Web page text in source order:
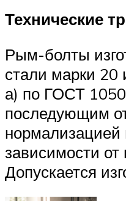
Технические
Рым-болты
стали марки 20
а) по ГОСТ
последующим
зависимости от
Допускается